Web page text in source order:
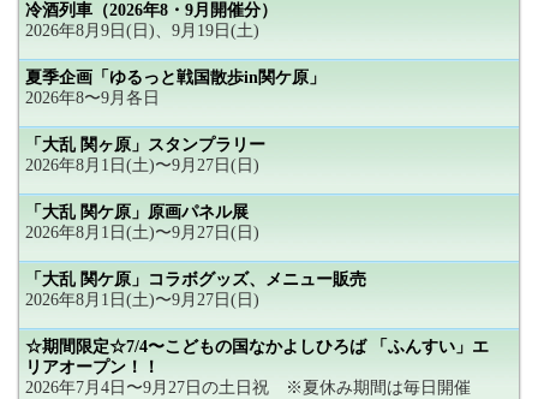
冷酒列車（2026年8・9月開催分）
2026年8月9日(日)、9月19日(土)
夏季企画「ゆるっと戦国散歩in関ケ原」
2026年8〜9月各日
「大乱 関ヶ原」スタンプラリー
2026年8月1日(土)〜9月27日(日)
「大乱 関ケ原」原画パネル展
2026年8月1日(土)〜9月27日(日)
「大乱 関ケ原」コラボグッズ、メニュー販売
2026年8月1日(土)〜9月27日(日)
☆期間限定☆7/4〜こどもの国なかよしひろば 「ふんすい」エ
リアオープン！！
2026年7月4日〜9月27日の土日祝 ※夏休み期間は毎日開催